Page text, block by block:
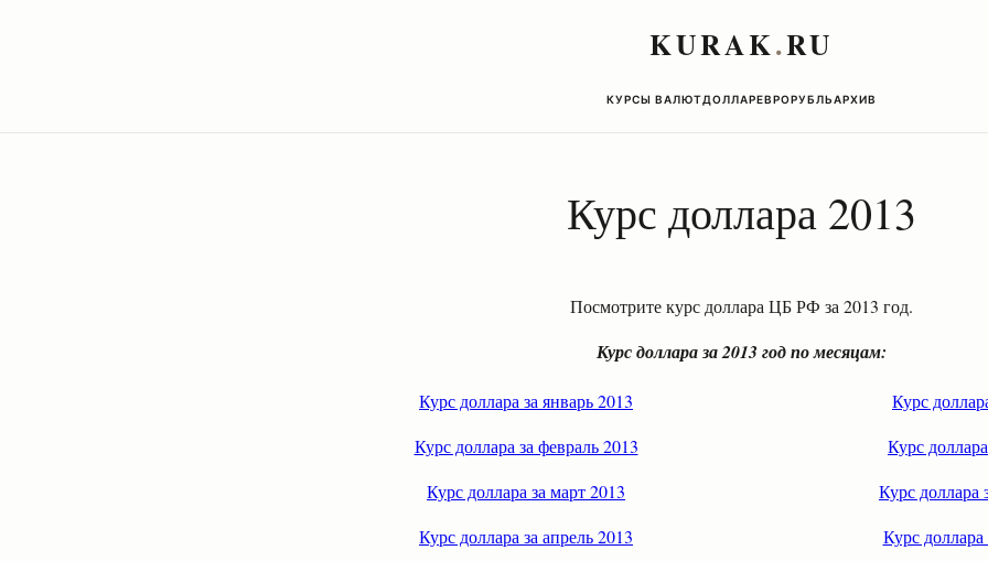
KURAK.RU
КУРСЫ ВАЛЮТДОЛЛАРЕВРОРУБЛЬАРХИВ
Курс доллара 2013
Посмотрите курс доллара ЦБ РФ за 2013 год.
Курс доллара за 2013 год по месяцам:
Курс доллара за январь 2013
Курс доллара за февраль 2013
Курс доллара за март 2013
Курс доллара за апрель 2013
Курс
Курс
Курс доллара
Курс доллара